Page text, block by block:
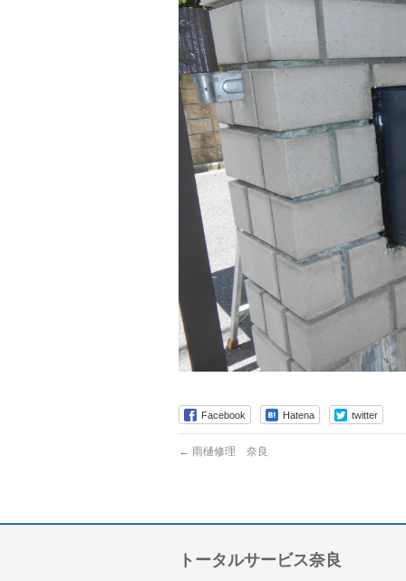
Facebook Hatena twitter
← 雨樋修理 奈良
トータルサービス奈良